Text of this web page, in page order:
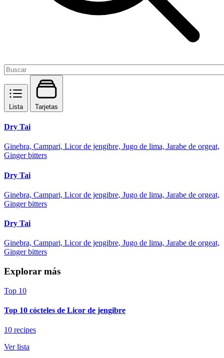
Lista Tarjetas
Dry Tai
Ginebra, Campari, Licor de jengibre, Jugo de lima, Jarabe de orgeat,
Ginger bitters
Dry Tai
Ginebra, Campari, Licor de jengibre, Jugo de lima, Jarabe de orgeat,
Ginger bitters
Dry Tai
Ginebra, Campari, Licor de jengibre, Jugo de lima, Jarabe de orgeat,
Ginger bitters
Explorar más
Top 10
Top 10 cócteles de Licor de jengibre
10 recipes
Ver lista